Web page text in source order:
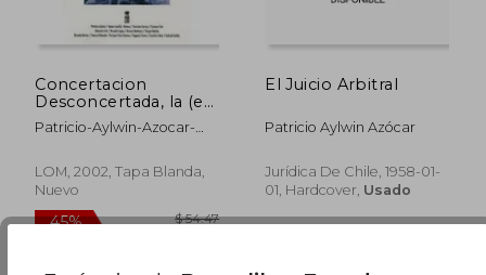
Concertacion
Desconcertada, la (en
Portugués)
Patricio-Aylwin-Azocar-
Carolina-Moreno-B
LOM, 2002, Tapa Blanda,
Nuevo
El Juicio Arbitral
Patricio Aylwin Azócar
Jurídica De Chile, 1958-01-
01, Hardcover, Usado